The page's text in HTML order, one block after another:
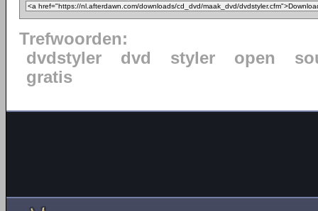
Trefwoorden:
dvdstyler
dvd styler open
gratis